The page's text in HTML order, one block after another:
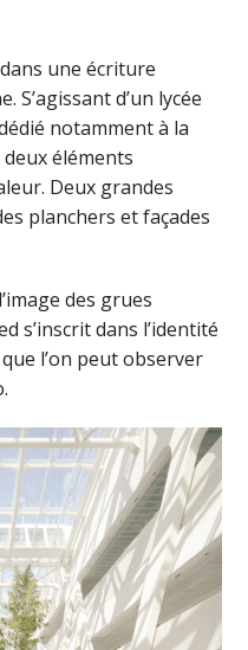
une écriture
S’agissant d’un lycée
notamment à la
éléments
Deux grandes
planchers et façades
des grues
s’inscrit dans l’identité
l’on peut observer